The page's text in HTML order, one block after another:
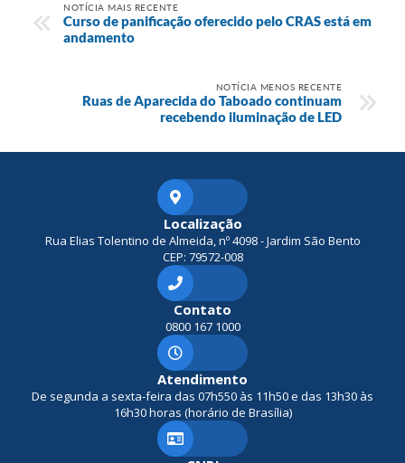
NOTÍCIA MAIS RECENTE
Curso de panificação oferecido pelo CRAS está em
andamento
NOTÍCIA MENOS RECENTE
Ruas de Aparecida do Taboado continuam
recebendo iluminação de LED
Localização
Rua Elias Tolentino de Almeida, nº 4098 - Jardim São Bento
CEP: 79572-008
Contato
0800 167 1000
Atendimento
De segunda a sexta-feira das 07h550 às 11h50 e das 13h30 às
16h30 horas (horário de Brasília)